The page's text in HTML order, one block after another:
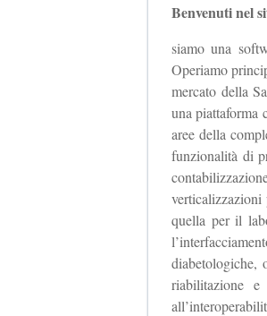
Benvenuti nel
siamo una
Operiamo
mercato della
una piattaforma
aree della
funzionalità di
quella per il
diabetologiche,
riabilitazione